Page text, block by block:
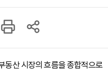
동산 시장의 흐름을 종합적으로